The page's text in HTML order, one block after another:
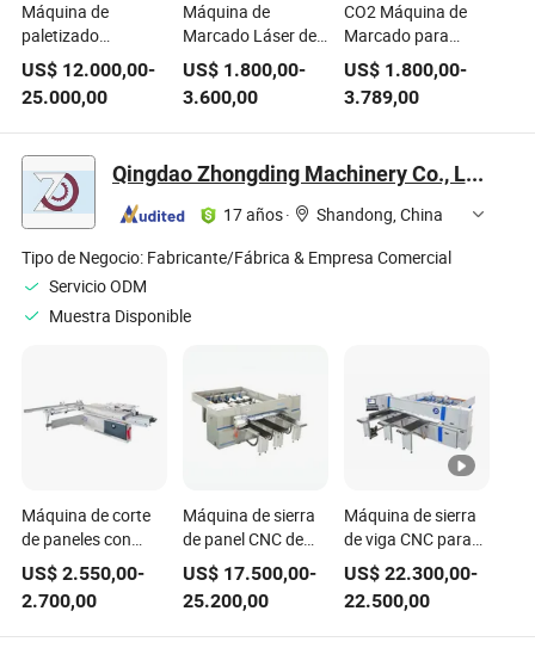
Máquina de
paletizado
automática de
columna única de
gran capacidad de
carga
personalizada para
cajas de cartón de
madera, plástico,
papel, bolsas de
harina, cemento,
botellas y latas en
línea de envasado
US$ 12.000,00-
25.000,00
Máquina de
Marcado Láser de
Enfriador Integrado
de Rango Confiable
110mm para
Artesanías de
US$ 1.800,00-
3.600,00
CO2 Máquina de
Marcado para
Acero Aluminio
Latón Cobre
Madera Plástico
20W 30W 50W
US$ 1.800,00-
3.789,00
Qingdao Zhongding Machinery Co., Ltd.
17 años·
Shandong, China
Tipo de Negocio: Fabricante/Fábrica & Empresa Comercial
Servicio ODM
Muestra Disponible
Máquina de corte
de paneles con
sierra de
deslizamiento de
alta precisión y
estructura pesada
US$2.550,00-
2.700,00
Máquina de sierra
de panel CNC de
alta precisión para
corte de madera
US$ 17.500,00-
25.200,00
Máquina de sierra
de viga CNC para
corte de madera,
maquinaria de
carpintería con alta
precisión
US$ 22.300,00-
22.500,00